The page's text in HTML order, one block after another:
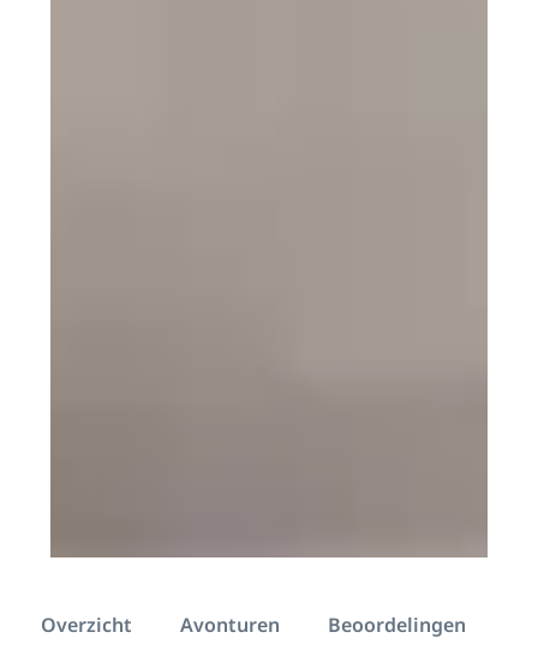
Overzicht Avonturen Beoordelingen